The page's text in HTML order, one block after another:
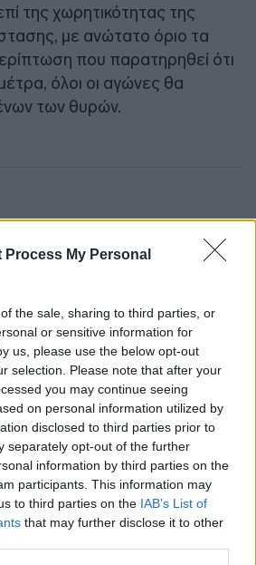
Process My Personal
the sale, sharing to third parties, or
or sensitive information for
us, please use the below opt-out
selection. Please note that after your
you may continue seeing
on personal information utilized by
disclosed to third parties prior to
separately opt-out of the further
information by third parties on the
participants. This information may
to third parties on the IAB’s List of
that may further disclose it to other
της χωρητικότητας της
με ανώτατο όριο τα
που παρατηρηθεί ότι
όλοι οι αγώνες θα
των θυρών.